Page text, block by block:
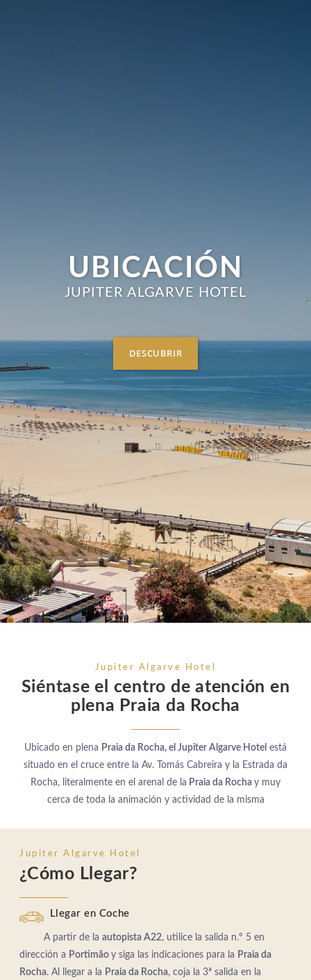
UBICACIÓN
JUPITER ALGARVE HOTEL
DESCUBRIR
Jupiter Algarve Hotel
Siéntase el centro de atención en
plena Praia da Rocha
Ubicado en plena Praia da Rocha, el Jupiter Algarve Hotel está
situado en el cruce entre la Av. Tomás Cabreira y la Estrada da
Rocha, literalmente en el arenal de la Praia da Rocha y muy
cerca de toda la animación y actividad de la misma
Jupiter Algarve Hotel
¿Cómo Llegar?
Llegar en Coche
A partir de la autopista A22, utilice la salida n.º 5 en
dirección a Portimão y siga las indicaciones para la Praia da
Rocha. Al llegar a la Praia da Rocha, coja la 3ª salida en la